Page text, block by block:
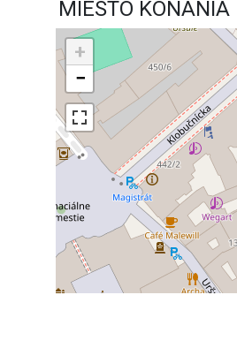
MIESTO KONANIA
+
−